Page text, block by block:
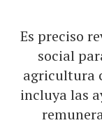
Es preciso
social
agricultura
incluya las